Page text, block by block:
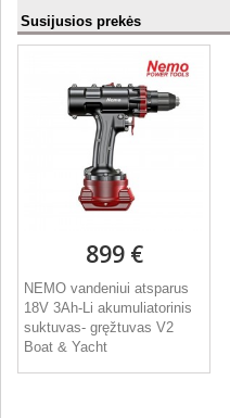
Susijusios prekės
899 €
NEMO vandeniui atsparus
18V 3Ah-Li akumuliatorinis
suktuvas- gręžtuvas V2
Boat & Yacht